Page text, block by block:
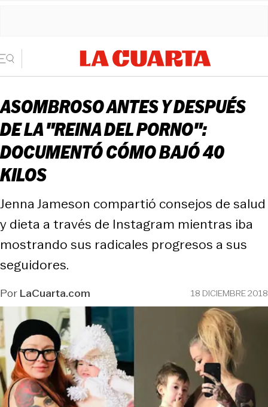
ASOMBROSO ANTES Y DESPUÉS
DE LA "REINA DEL PORNO":
DOCUMENTÓ CÓMO BAJÓ 40
KILOS
Jenna Jameson compartió consejos de salud
y dieta a través de Instagram mientras iba
mostrando sus radicales progresos a sus
seguidores.
PorLaCuarta.com 18 DICIEMBRE 2018